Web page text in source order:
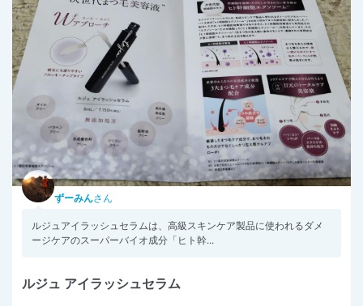
ずーみんさん
ルジュアイラッシュセラムは、高級スキンケア製品に使われるダメ
ージケアのスーパーバイオ成分「ヒト幹...
ルジュ アイラッシュセラム